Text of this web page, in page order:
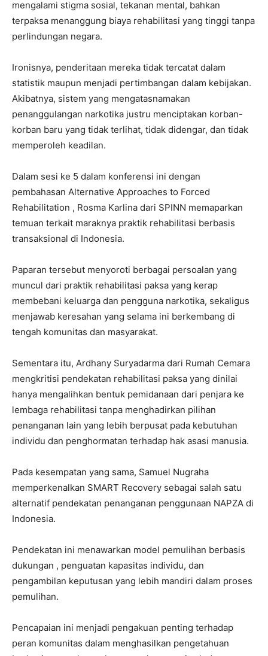
mengalami stigma sosial, tekanan mental, bahkan
terpaksa menanggung biaya rehabilitasi yang tinggi tanpa
perlindungan negara.
Ironisnya, penderitaan mereka tidak tercatat dalam
statistik maupun menjadi pertimbangan dalam kebijakan.
Akibatnya, sistem yang mengatasnamakan
penanggulangan narkotika justru menciptakan korban-
korban baru yang tidak terlihat, tidak didengar, dan tidak
memperoleh keadilan.
Dalam sesi ke 5 dalam konferensi ini dengan
pembahasan Alternative Approaches to Forced
Rehabilitation , Rosma Karlina dari SPINN memaparkan
temuan terkait maraknya praktik rehabilitasi berbasis
transaksional di Indonesia.
Paparan tersebut menyoroti berbagai persoalan yang
muncul dari praktik rehabilitasi paksa yang kerap
membebani keluarga dan pengguna narkotika, sekaligus
menjawab keresahan yang selama ini berkembang di
tengah komunitas dan masyarakat.
Sementara itu, Ardhany Suryadarma dari Rumah Cemara
mengkritisi pendekatan rehabilitasi paksa yang dinilai
hanya mengalihkan bentuk pemidanaan dari penjara ke
lembaga rehabilitasi tanpa menghadirkan pilihan
penanganan lain yang lebih berpusat pada kebutuhan
individu dan penghormatan terhadap hak asasi manusia.
Pada kesempatan yang sama, Samuel Nugraha
memperkenalkan SMART Recovery sebagai salah satu
alternatif pendekatan penanganan penggunaan NAPZA di
Indonesia.
Pendekatan ini menawarkan model pemulihan berbasis
dukungan , penguatan kapasitas individu, dan
pengambilan keputusan yang lebih mandiri dalam proses
pemulihan.
Pencapaian ini menjadi pengakuan penting terhadap
peran komunitas dalam menghasilkan pengetahuan